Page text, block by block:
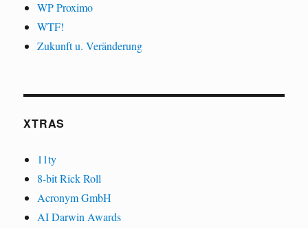
WP Proximo
WTF!
Zukunft u. Veränderung
XTRAS
11ty
8-bit Rick Roll
Acronym GmbH
AI Darwin Awards